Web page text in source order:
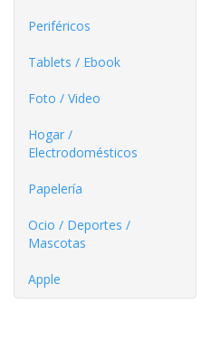
Periféricos
Tablets / Ebook
Foto / Video
Hogar /
Electrodomésticos
Papelería
Ocio / Deportes /
Mascotas
Apple